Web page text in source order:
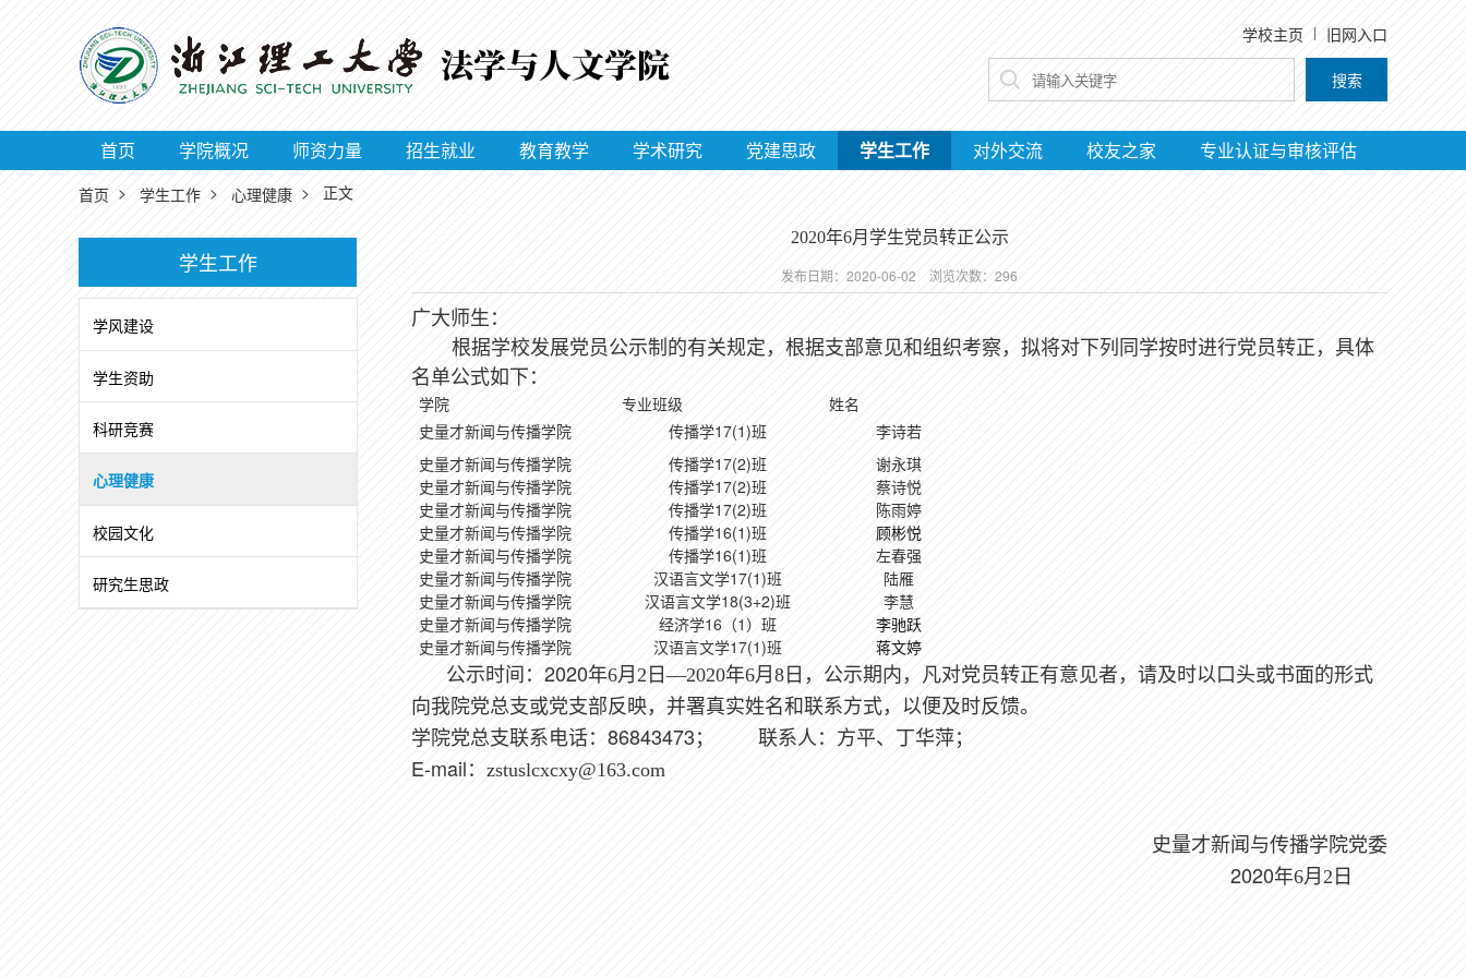
学校主页 旧网入口
搜索
首页 学院概况 师资力量 招生就业 教育教学 学术研究 党建思政 学生工作 对外交流 校友之家 专业认证与审核评估
首页 > 学生工作 > 心理健康 > 正文
学生工作
学风建设
学生资助
科研竞赛
心理健康
校园文化
研究生思政
2020年6月学生党员转正公示
发布日期：2020-06-02 浏览次数： 296
广大师生：
根据学校发展党员公示制的有关规定，根据支部意见和组织考察，拟将对下列同学按时进行党员转正，具体
名单公式如下：
学院
专业班级
姓名
史量才新闻与传播学院
传播学17(1)班
李诗若
史量才新闻与传播学院
传播学17(2)班
谢永琪
史量才新闻与传播学院
传播学17(2)班
蔡诗悦
史量才新闻与传播学院
传播学17(2)班
陈雨婷
史量才新闻与传播学院
传播学16(1)班
顾彬悦
史量才新闻与传播学院
传播学16(1)班
左春强
史量才新闻与传播学院
汉语言文学17(1)班
陆雁
史量才新闻与传播学院
汉语言文学18(3+2)班
李慧
史量才新闻与传播学院
经济学16（1）班
李驰跃
史量才新闻与传播学院
汉语言文学17(1)班
蒋文婷
公示时间： 2020年6月2日—2020年6月8日，公示期内，凡对党员转正有意见者，请及时以口头或书面的形式
向我院党总支或党支部反映，并署真实姓名和联系方式，以便及时反馈。
学院党总支联系电话： 86843473 ； 联系人：方平、丁华萍；
E-mail ：zstuslcxcxy@163.com
史量才新闻与传播学院党委
2020年6月2日